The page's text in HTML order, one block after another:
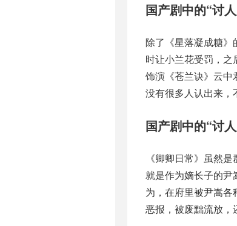
国产剧中的“讨
除了《星落凝成糖
时让小兰花受罚，
饰演《苍兰诀》云中
没有很多人认出来，
国产剧中的“讨
《卿卿日常》虽然
就是作为嫡长子的
为，在府里被尹嵩
恶报，被废黜流放，